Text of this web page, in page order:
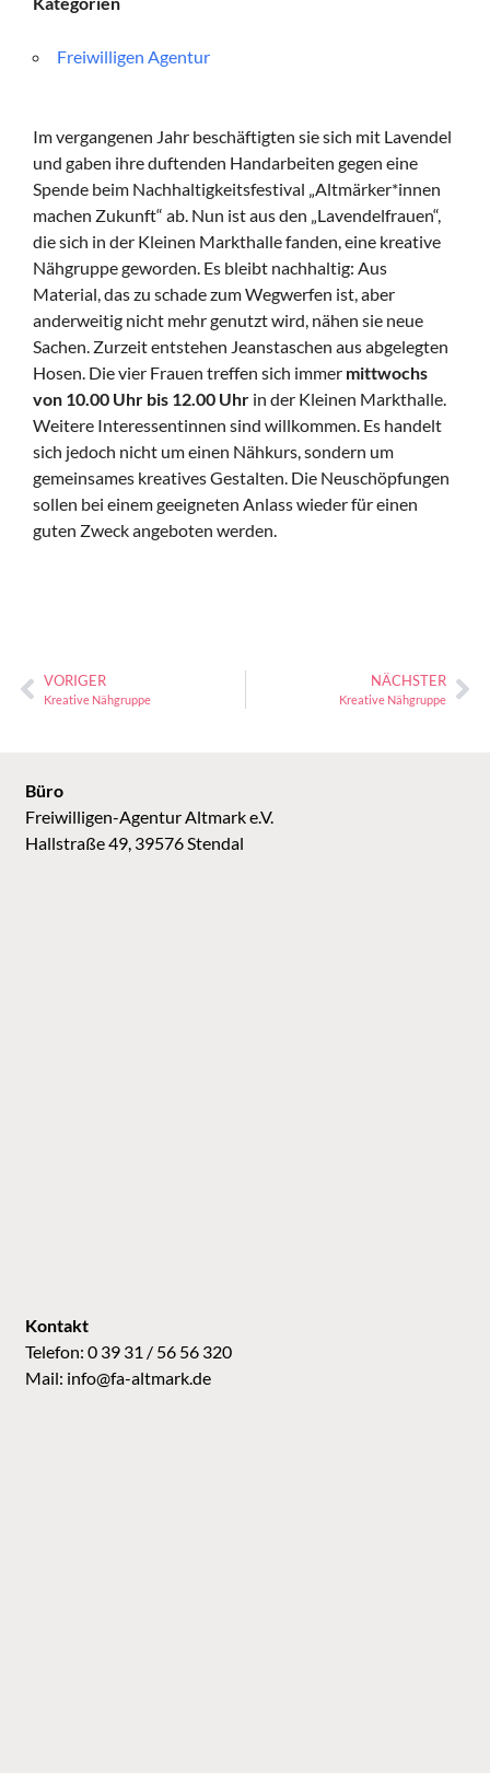
Freiwilligen Agentur
Im vergangenen Jahr beschäftigten sie sich mit Lavendel
und gaben ihre duftenden Handarbeiten gegen eine
Spende beim Nachhaltigkeitsfestival „Altmärker*innen
machen Zukunft“ ab. Nun ist aus den „Lavendelfrauen“,
die sich in der Kleinen Markthalle fanden, eine kreative
Nähgruppe geworden. Es bleibt nachhaltig: Aus
Material, das zu schade zum Wegwerfen ist, aber
anderweitig nicht mehr genutzt wird, nähen sie neue
Sachen. Zurzeit entstehen Jeanstaschen aus abgelegten
Hosen. Die vier Frauen treffen sich immer mittwochs
von 10.00 Uhr bis 12.00 Uhr in der Kleinen Markthalle.
Weitere Interessentinnen sind willkommen. Es handelt
sich jedoch nicht um einen Nähkurs, sondern um
gemeinsames kreatives Gestalten. Die Neuschöpfungen
sollen bei einem geeigneten Anlass wieder für einen
guten Zweck angeboten werden.
VORIGER
Kreative Nähgruppe
NÄCHSTER
Kreative Nähgruppe
Kontakt
Telefon: 0 39 31 / 56 56 320
Mail: info@fa-altmark.de
Büro
Freiwilligen-Agentur Altmark e.V.
Hallstraße 49, 39576 Stendal